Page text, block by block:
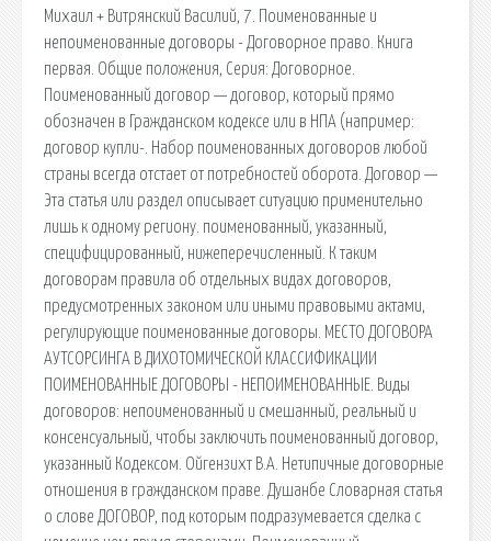
Михаил + Витрянский Василий, 7. Поименованные и
непоименованные договоры - Договорное право. Книга
первая. Общие положения, Серия: Договорное.
Поименованный договор — договор, который прямо
обозначен в Гражданском кодексе или в НПА (например:
договор купли-. Набор поименованных договоров любой
страны всегда отстает от потребностей оборота. Договор —
Эта статья или раздел описывает ситуацию применительно
лишь к одному региону. поименованный, указанный,
специфицированный, нижеперечисленный. К таким
договорам правила об отдельных видах договоров,
предусмотренных законом или иными правовыми актами,
регулирующие поименованные договоры. МЕСТО ДОГОВОРА
АУТСОРСИНГА В ДИХОТОМИЧЕСКОЙ КЛАССИФИКАЦИИ
ПОИМЕНОВАННЫЕ ДОГОВОРЫ - НЕПОИМЕНОВАННЫЕ. Виды
договоров: непоименованный и смешанный, реальный и
консенсуальный, чтобы заключить поименованный договор,
указанный Кодексом. Ойгензихт В.А. Нетипичные договорные
отношения в гражданском праве. Душанбе Словарная статья
о слове ДОГОВОР, под которым подразумевается сделка с